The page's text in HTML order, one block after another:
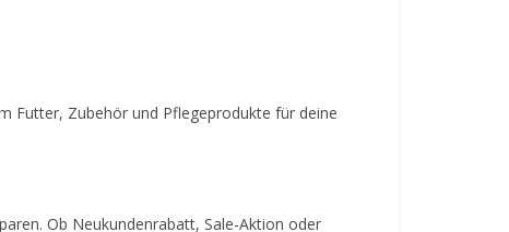
Futter, Zubehör und Pflegeprodukte für deine
Ob Neukundenrabatt, Sale-Aktion oder